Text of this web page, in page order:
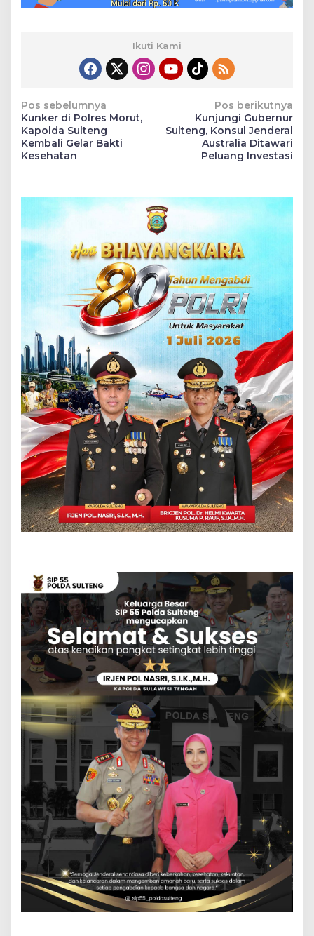
Ikuti Kami
Navigasi
pos
Pos sebelumnya
Kunker di Polres Morut,
Kapolda Sulteng
Kembali Gelar Bakti
Kesehatan
Pos berikutnya
Kunjungi Gubernur
Sulteng, Konsul Jenderal
Australia Ditawari
Peluang Investasi